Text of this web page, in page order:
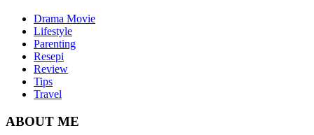
Drama Movie
Lifestyle
Parenting
Resepi
Review
Tips
Travel
ABOUT ME